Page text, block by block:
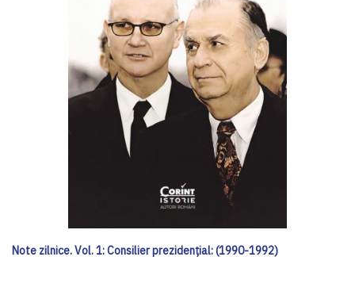
Note zilnice. Vol. 1: Consilier prezidenţial: (1990-1992)